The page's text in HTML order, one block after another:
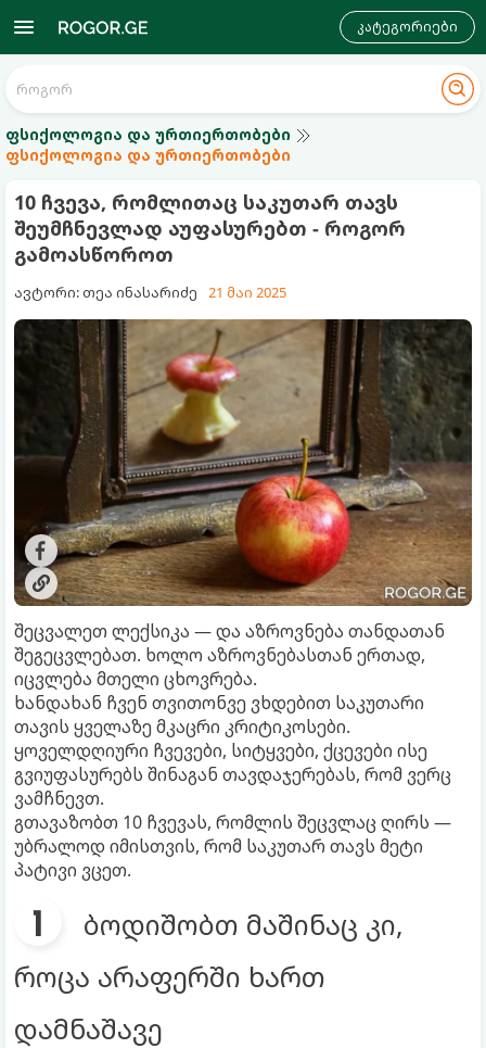
კატეგორიები
ფსიქოლოგია და ურთიერთობები
ფსიქოლოგია და ურთიერთობები
10 ჩვევა, რომლითაც საკუთარ თავს
შეუმჩნევლად აუფასურებთ - როგორ
გამოასწოროთ
ავტორი: თეა ინასარიძე 21 მაი 2025
შეცვალეთ ლექსიკა — და აზროვნება თანდათან
შეგეცვლებათ. ხოლო აზროვნებასთან ერთად,
იცვლება მთელი ცხოვრება.
ხანდახან ჩვენ თვითონვე ვხდებით საკუთარი
თავის ყველაზე მკაცრი კრიტიკოსები.
ყოველდღიური ჩვევები, სიტყვები, ქცევები ისე
გვიუფასურებს შინაგან თავდაჯერებას, რომ ვერც
ვამჩნევთ.
გთავაზობთ 10 ჩვევას, რომლის შეცვლაც ღირს —
უბრალოდ იმისთვის, რომ საკუთარ თავს მეტი
პატივი ვცეთ.
ბოდიშობთ მაშინაც კი,
როცა არაფერში ხართ
დამნაშავე